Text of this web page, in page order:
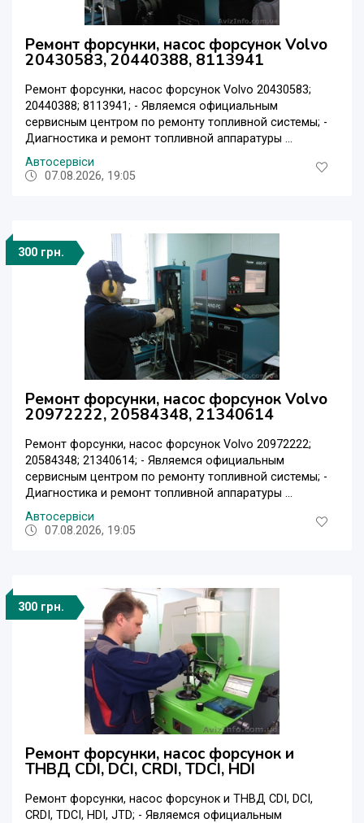
Ремонт форсунки, насос форсунок Volvo
20430583, 20440388, 8113941
Ремонт форсунки, насос форсунок Volvo 20430583;
20440388; 8113941; - Являемся официальным
сервисным центром по ремонту топливной системы; -
Диагностика и ремонт топливной аппаратуры ...
Автосервіси
07.08.2026, 19:05
300 грн.
Ремонт форсунки, насос форсунок Volvo
20972222, 20584348, 21340614
Ремонт форсунки, насос форсунок Volvo 20972222;
20584348; 21340614; - Являемся официальным
сервисным центром по ремонту топливной системы; -
Диагностика и ремонт топливной аппаратуры ...
Автосервіси
07.08.2026, 19:05
300 грн.
Ремонт форсунки, насос форсунок и
ТНВД CDI, DCI, CRDI, TDCI, HDI
Ремонт форсунки, насос форсунок и ТНВД CDI, DCI,
CRDI, TDCI, HDI, JTD; - Являемся официальным